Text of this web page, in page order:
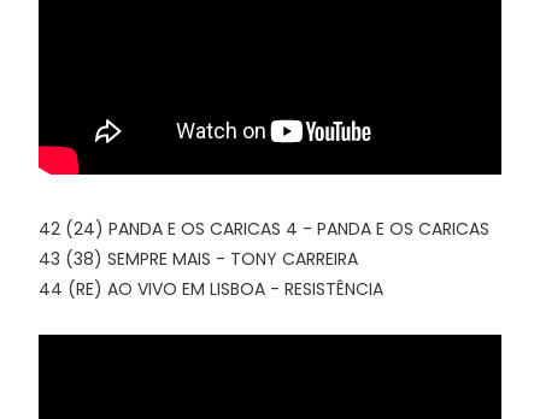
42 (24) PANDA E OS CARICAS 4 - PANDA E OS CARICAS
43 (38) SEMPRE MAIS - TONY CARREIRA
44 (RE) AO VIVO EM LISBOA - RESISTÊNCIA